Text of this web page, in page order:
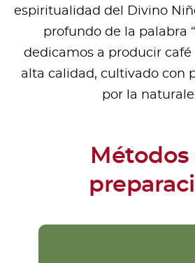
espiritualidad del Divino
profundo de la palabra
dedicamos a producir
alta calidad, cultivado con
por la
Métodos